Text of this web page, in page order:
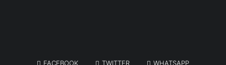
FACEBOOK TWITTER WHATSAPP